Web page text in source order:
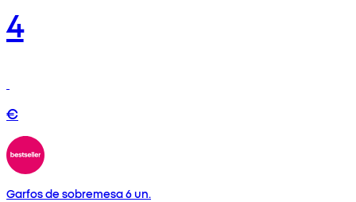
4
€
Garfos de sobremesa 6 un.